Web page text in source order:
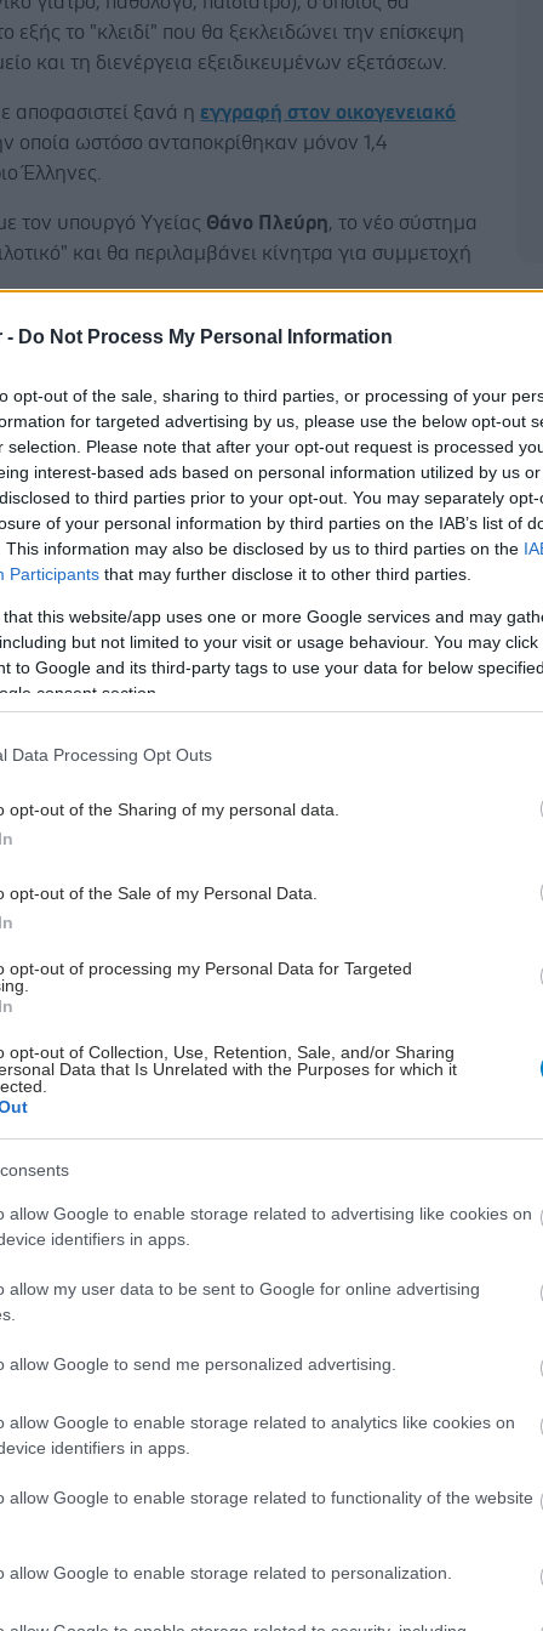
- Do Not Process My Personal Information
opt-out of the sale, sharing to third parties, or processing of your
for targeted advertising by us, please use the below opt-out
selection. Please note that after your opt-out request is processed
interest-based ads based on personal information utilized by us
to third parties prior to your opt-out. You may separately
of your personal information by third parties on the IAB’s list of
This information may also be disclosed by us to third parties on the
Participants that may further disclose it to other third parties.
that this website/app uses one or more Google services and may
but not limited to your visit or usage behaviour. You may
to Google and its third-party tags to use your data for below
consent section.
Data Processing Opt Outs
opt-out of the Sharing of my personal data.
opt-out of the Sale of my Personal Data.
opt-out of processing my Personal Data for Targeted
opt-out of Collection, Use, Retention, Sale, and/or Sharing
Data that Is Unrelated with the Purposes for which it
allow Google to enable storage related to advertising like cookies on
identifiers in apps.
allow my user data to be sent to Google for online advertising
allow Google to send me personalized advertising.
allow Google to enable storage related to analytics like cookies on
identifiers in apps.
allow Google to enable storage related to functionality of the website
allow Google to enable storage related to personalization.
εξής το "κλειδί" που θα ξεκλειδώνει την επίσκεψη
και τη διενέργεια εξειδικευμένων εξετάσεων.
αποφασιστεί ξανά η εγγραφή στον οικογενειακό
οποία ωστόσο ανταποκρίθηκαν μόνον 1,4
Έλληνες.
τον υπουργό Υγείας Θάνο Πλεύρη, το νέο σύστημα
και θα περιλαμβάνει κίνητρα για συμμετοχή
αυτό, αλλάζει η μορφή αποζημίωσης και
κεφαλή και όχι με βάση επισκέψεις. Οι
γιατροί θα αμείβονται ετησίως ανά άτομο και θα
των άλλων - την ευθύνη για τη συμπλήρωση του
των ασθενών που καλύπτουν.
έργο την παροχή φροντίδας στους πολίτες ευθύνης
και το 'gatekeeping", δηλαδή την ευθύνη για τις
ασθενών. Για την επίσκεψη σε νοσοκομείο ή για τη
εξειδικευμένων εξετάσεων, ο ασθενής θα
στον οικογενειακό του γιατρό, ο οποίος θα ρυθμίζει
σε όποια δομή επιθυμεί ο πολίτης. Η ελεύθερη
αφορά πλέον μόνον τα επείγοντα των
θα έχουν το δικαίωμα επιλογής και αλλαγής
γιατρού. Πολίτες με χρόνια προβλήματα υγείας,
να έχουν οικογενειακούς γιατρούς και της
κριτήρια
Υγείας προχωρεί σε αλλαγή συμβάσεων με ιδιώτες
με το πόσο σύγχρονος και αποτελεσματικός
των παρόχων. Σε όσους έχουν παλαιά
θα επιβάλλεται αυξημένη έκπτωση (rebate) σε
υπουργείου Υγείας είναι ό,τι κερδίζει από μειώσεις
να τα επιστρέφει στους ασφαλισμένους με